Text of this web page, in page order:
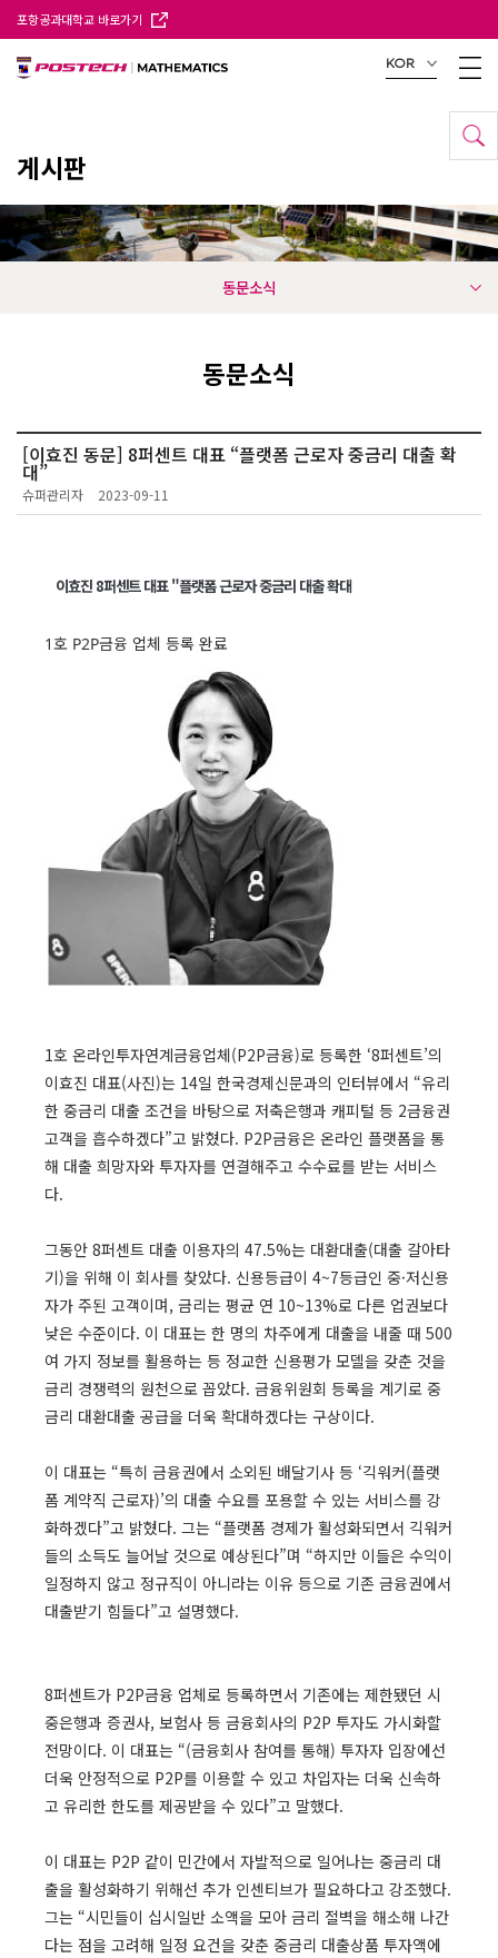
포항공과대학교 바로가기
KOR
게시판
동문소식
동문소식
[이효진 동문] 8퍼센트 대표 “플랫폼 근로자 중금리 대출 확
대”
슈퍼관리자 2023-09-11
이효진 8퍼센트 대표 "플랫폼 근로자 중금리 대출 확대
1호 P2P금융 업체 등록 완료
1호 온라인투자연계금융업체(P2P금융)로 등록한 ‘8퍼센트’의
이효진 대표(사진)는 14일 한국경제신문과의 인터뷰에서 “유리
한 중금리 대출 조건을 바탕으로 저축은행과 캐피털 등 2금융권
고객을 흡수하겠다”고 밝혔다. P2P금융은 온라인 플랫폼을 통
해 대출 희망자와 투자자를 연결해주고 수수료를 받는 서비스
다.
그동안 8퍼센트 대출 이용자의 47.5%는 대환대출(대출 갈아타
기)을 위해 이 회사를 찾았다. 신용등급이 4~7등급인 중·저신용
자가 주된 고객이며, 금리는 평균 연 10~13%로 다른 업권보다
낮은 수준이다. 이 대표는 한 명의 차주에게 대출을 내줄 때 500
여 가지 정보를 활용하는 등 정교한 신용평가 모델을 갖춘 것을
금리 경쟁력의 원천으로 꼽았다. 금융위원회 등록을 계기로 중
금리 대환대출 공급을 더욱 확대하겠다는 구상이다.
이 대표는 “특히 금융권에서 소외된 배달기사 등 ‘긱워커(플랫
폼 계약직 근로자)’의 대출 수요를 포용할 수 있는 서비스를 강
화하겠다”고 밝혔다. 그는 “플랫폼 경제가 활성화되면서 긱워커
들의 소득도 늘어날 것으로 예상된다”며 “하지만 이들은 수익이
일정하지 않고 정규직이 아니라는 이유 등으로 기존 금융권에서
대출받기 힘들다”고 설명했다.
8퍼센트가 P2P금융 업체로 등록하면서 기존에는 제한됐던 시
중은행과 증권사, 보험사 등 금융회사의 P2P 투자도 가시화할
전망이다. 이 대표는 “(금융회사 참여를 통해) 투자자 입장에선
더욱 안정적으로 P2P를 이용할 수 있고 차입자는 더욱 신속하
고 유리한 한도를 제공받을 수 있다”고 말했다.
이 대표는 P2P 같이 민간에서 자발적으로 일어나는 중금리 대
출을 활성화하기 위해선 추가 인센티브가 필요하다고 강조했다.
그는 “시민들이 십시일반 소액을 모아 금리 절벽을 해소해 나간
다는 점을 고려해 일정 요건을 갖춘 중금리 대출상품 투자액에